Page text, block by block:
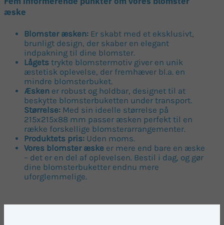
æske
Blomster æsken: Er skabt med et eksklusivt,
brunligt design, der skaber en elegant
indpakning til dine blomster.
Lågets trykte blomstermotiv giver en unik
æstetisk oplevelse, der fremhæver bl.a. en
mindre blomsterbuket.
Æsken er robust og holdbar, designet til at
beskytte blomsterbuketten under transport.
Størrelse: Med sin ideelle størrelse på
215x215x88 mm passer æsken perfekt til en
række forskellige blomsterarrangementer.
Produktets pris: Uden moms.
Vores blomster æske er mere end bare en æske
– det er en del af oplevelsen. Bestil i dag, og gør
dine blomsterbuketter endnu mere
uforglemmelige.